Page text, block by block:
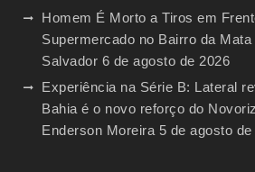
Homem É Morto a Tiros em
Supermercado no Bairro da
Salvador 6 de agosto de 2026
Experiência na Série B: Lateral
Bahia é o novo reforço do
Enderson Moreira 5 de agosto de